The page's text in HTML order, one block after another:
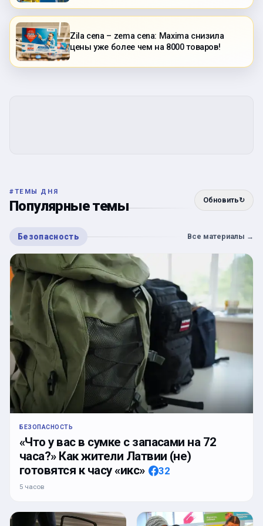
Zila cena – zema cena: Maxima снизила
цены уже более чем на 8000 товаров!
#ТЕМЫ ДНЯ
Популярные темы Обновить↻
Безопасность Все материалы →
БЕЗОПАСНОСТЬ
«Что у вас в сумке с запасами на 72
часа?» Как жители Латвии (не)
готовятся к часу «икс»
32
5 часов